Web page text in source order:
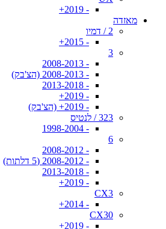
- 2019+
מאזדה
2 / דמיו
- 2015+
3
- 2008-2013
- 2008-2013 (הצ'בק)
- 2013-2018
- 2019+
- 2019+ (הצ'בק)
323 / לנטיס
- 1998-2004
6
- 2008-2012
- 2008-2012 (5 דלתות)
- 2013-2018
- 2019+
CX3
- 2014+
CX30
- 2019+